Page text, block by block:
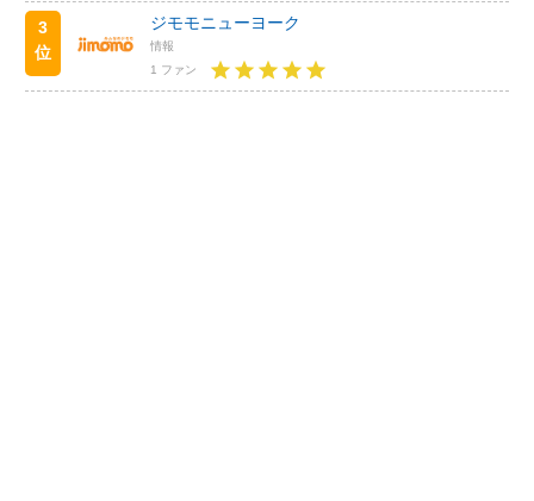
3
位
ジモモニューヨーク
情報
1 ファン